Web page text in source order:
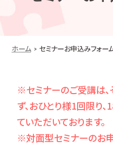
ホーム セミナーお申込みフォー
※セミナーのご受講は
ず、おひとり様1回限り
ていただいております。
※対面型セミナーのお